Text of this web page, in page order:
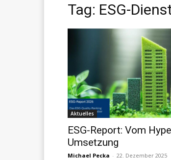
Tag: ESG-
Aktuelles
ESG-Report: Vom
Umsetzung
Michael Pecka - 22. Dezember 2025